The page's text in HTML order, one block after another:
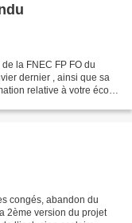
la FNEC FP FO du
dernier , ainsi que sa
relative à votre école
congés, abandon du
2ème version du projet